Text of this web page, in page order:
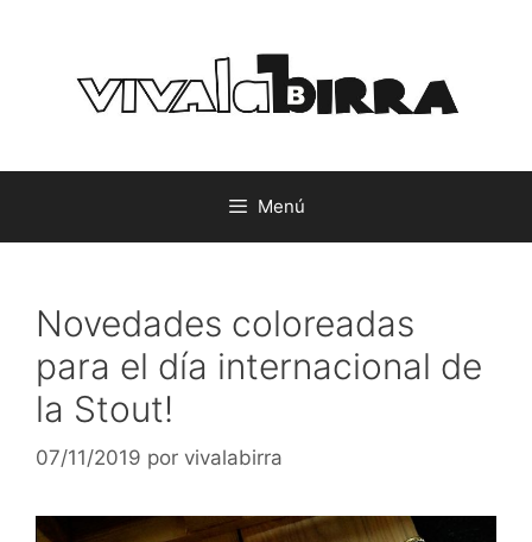
contenido
Menú
Novedades coloreadas
para el día internacional de
la Stout!
07/11/2019 por vivalabirra